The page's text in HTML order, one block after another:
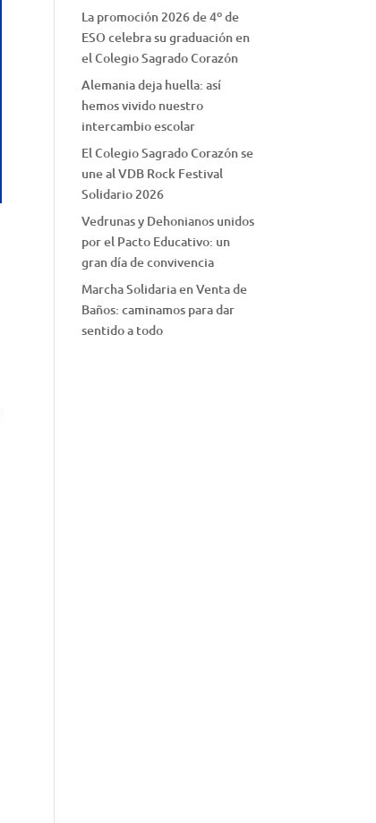
La promoción 2026 de 4º de
ESO celebra su graduación en
el Colegio Sagrado Corazón
Alemania deja huella: así
hemos vivido nuestro
intercambio escolar
El Colegio Sagrado Corazón se
une al VDB Rock Festival
Solidario 2026
Vedrunas y Dehonianos unidos
por el Pacto Educativo: un
gran día de convivencia
Marcha Solidaria en Venta de
Baños: caminamos para dar
sentido a todo